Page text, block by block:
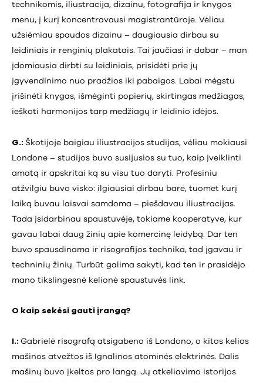
technikomis, iliustracija, dizainu, fotografija ir knygos
menu, į kurį koncentravausi magistrantūroje. Vėliau
užsiėmiau spaudos dizainu – daugiausia dirbau su
leidiniais ir renginių plakatais. Tai jaučiasi ir dabar – man
įdomiausia dirbti su leidiniais, prisidėti prie jų
įgyvendinimo nuo pradžios iki pabaigos. Labai mėgstu
įrišinėti knygas, išmėginti popierių, skirtingas medžiagas,
ieškoti harmonijos tarp medžiagų ir leidinio idėjos.
G.: Škotijoje baigiau iliustracijos studijas, vėliau mokiausi
Londone – studijos buvo susijusios su tuo, kaip įveiklinti
amatą ir apskritai ką su visu tuo daryti. Profesiniu
atžvilgiu buvo visko: ilgiausiai dirbau bare, tuomet kurį
laiką buvau laisvai samdoma – piešdavau iliustracijas.
Tada įsidarbinau spaustuvėje, tokiame kooperatyve, kur
gavau labai daug žinių apie komercinę leidybą. Dar ten
buvo spausdinama ir risografijos technika, tad įgavau ir
techninių žinių. Turbūt galima sakyti, kad ten ir prasidėjo
mano tikslingesnė kelionė spaustuvės link.
O kaip sekėsi gauti įrangą?
I.: Gabrielė risografą atsigabeno iš Londono, o kitos kelios
mašinos atvežtos iš Ignalinos atominės elektrinės. Dalis
mašinų buvo įkeltos pro langą. Jų atkeliavimo istorijos